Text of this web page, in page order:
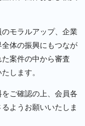
モラルアップ、企業
体の振興にもつなが
案件の中から審査
します。
ご確認の上、会員各
ようお願いいたしま